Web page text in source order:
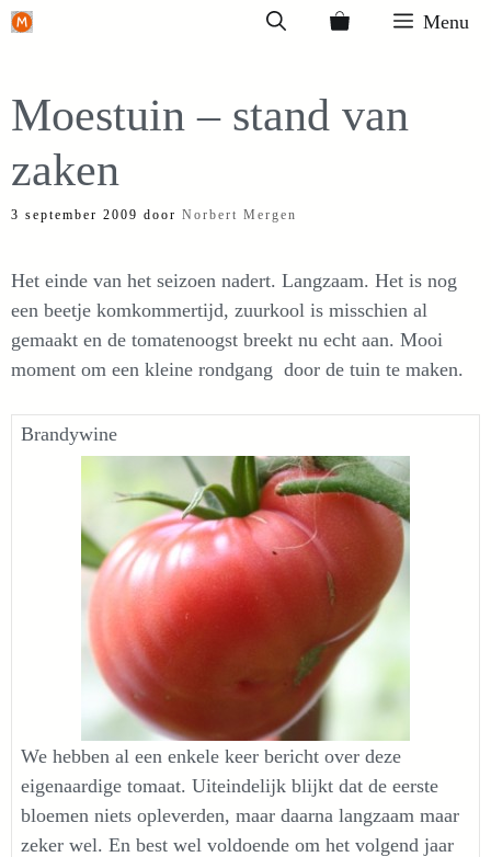
Ga
inhoud
Menu
Moestuin – stand van
zaken
3 september 2009 door Norbert Mergen
Het einde van het seizoen nadert. Langzaam. Het is nog
een beetje komkommertijd, zuurkool is misschien al
gemaakt en de tomatenoogst breekt nu echt aan. Mooi
moment om een kleine rondgang door de tuin te maken.
Brandywine
We hebben al een enkele keer bericht over deze
eigenaardige tomaat. Uiteindelijk blijkt dat de eerste
bloemen niets opleverden, maar daarna langzaam maar
zeker wel. En best wel voldoende om het volgend jaar